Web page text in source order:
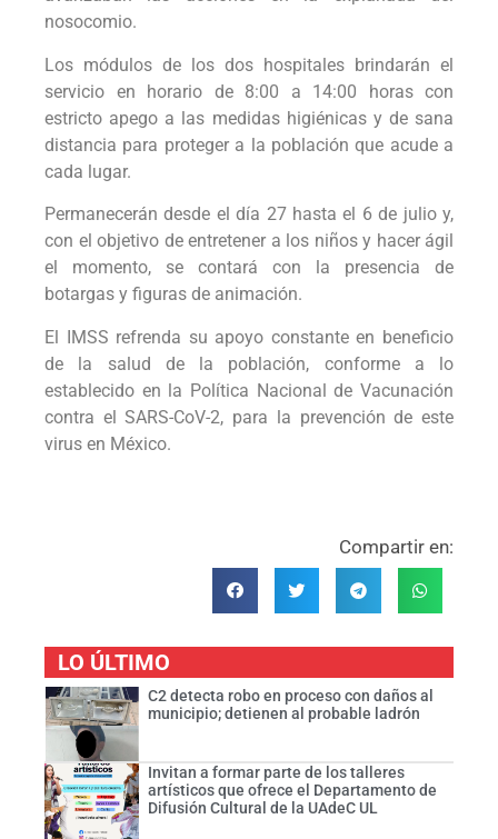
nosocomio.
Los módulos de los dos hospitales brindarán el
servicio en horario de 8:00 a 14:00 horas con
estricto apego a las medidas higiénicas y de sana
distancia para proteger a la población que acude a
cada lugar.
Permanecerán desde el día 27 hasta el 6 de julio y,
con el objetivo de entretener a los niños y hacer ágil
el momento, se contará con la presencia de
botargas y figuras de animación.
El IMSS refrenda su apoyo constante en beneficio
de la salud de la población, conforme a lo
establecido en la Política Nacional de Vacunación
contra el SARS-CoV-2, para la prevención de este
virus en México.
Compartir en:
LO ÚLTIMO
C2 detecta robo en proceso con daños al
municipio; detienen al probable ladrón
Invitan a formar parte de los talleres
artísticos que ofrece el Departamento de
Difusión Cultural de la UAdeC UL